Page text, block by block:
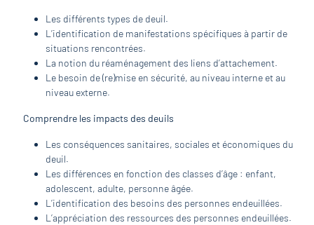
Les différents types de deuil.
L’identification de manifestations spécifiques à partir de
situations rencontrées.
La notion du réaménagement des liens d’attachement.
Le besoin de (re)mise en sécurité, au niveau interne et au
niveau externe.
Comprendre les impacts des deuils
Les conséquences sanitaires, sociales et économiques du
deuil.
Les différences en fonction des classes d’âge : enfant,
adolescent, adulte, personne âgée.
L’identification des besoins des personnes endeuillées.
L’appréciation des ressources des personnes endeuillées.